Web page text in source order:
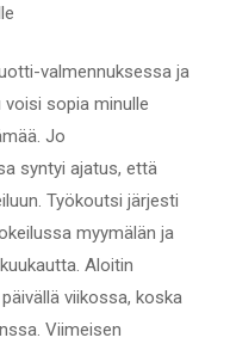
valmennuksessa ja
sopia minulle
Jo
syntyi ajatus, että
Työkoutsi järjesti
myymälän ja
Aloitin
viikossa, koska
Viimeisen